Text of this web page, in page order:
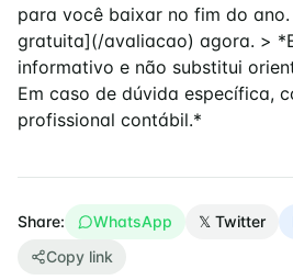
para você baixar no fim do
gratuita](/avaliacao) agora. >
informativo e não substitui
Em caso de dúvida específica,
profissional contábil.*
Share: WhatsApp 𝕏 Twitter
Copy link